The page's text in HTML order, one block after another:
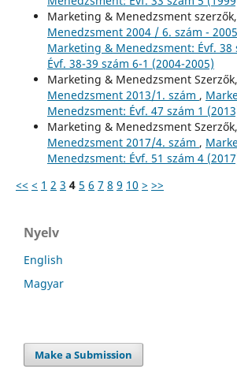
Marketing & Menedzsment szerzők,
Menedzsment 2004 / 6. szám -
Marketing & Menedzsment: Évf. 38
Évf. 38-39 szám 6-1 (2004-2005)
Marketing & Menedzsment Szerzők,
Menedzsment 2013/1. szám ,
Menedzsment: Évf. 47 szám 1
Marketing & Menedzsment Szerzők,
Menedzsment 2017/4. szám ,
Menedzsment: Évf. 51 szám 4
<< < 1 2 3 4 5 6 7 8 9 10 > >>
Nyelv
English
Magyar
Make a Submission